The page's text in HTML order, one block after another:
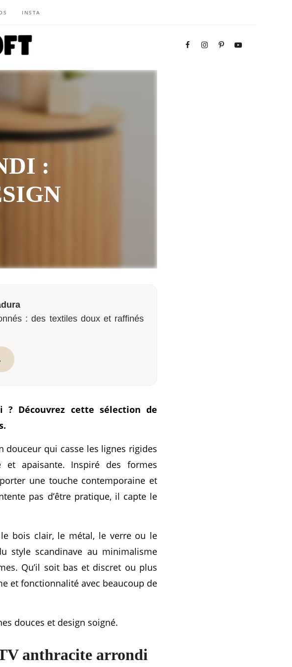
INSTA
:
: des textiles doux et raffinés
? Découvrez cette sélection de
douceur qui casse les lignes rigides
apaisante. Inspiré des formes
une touche contemporaine et
pas d’être pratique, il capte le
bois clair, le métal, le verre ou le
style scandinave au minimalisme
Qu’il soit bas et discret ou plus
et fonctionnalité avec beaucoup de
douces et design soigné.
anthracite arrondi